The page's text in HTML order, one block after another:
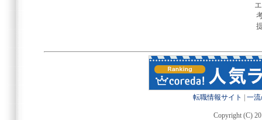
転職情報サイト 一
Copyright (C)